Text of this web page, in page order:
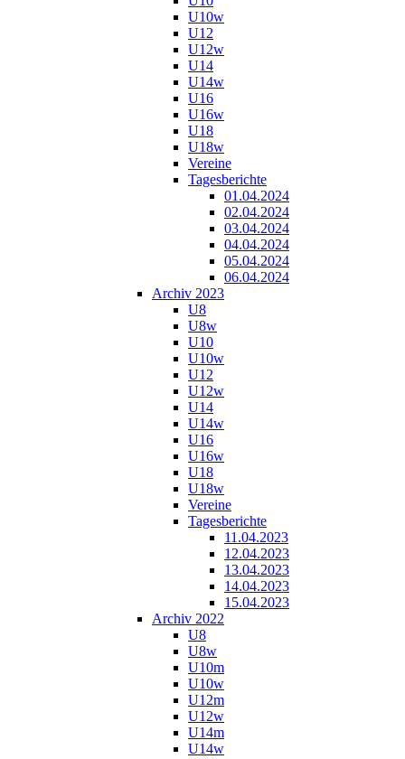
U10w
U12
U12w
U14
U14w
U16
U16w
U18
U18w
Vereine
Tagesberichte
01.04.2024
02.04.2024
03.04.2024
04.04.2024
05.04.2024
06.04.2024
Archiv 2023
U8
U8w
U10
U10w
U12
U12w
U14
U14w
U16
U16w
U18
U18w
Vereine
Tagesberichte
11.04.2023
12.04.2023
13.04.2023
14.04.2023
15.04.2023
Archiv 2022
U8
U8w
U10m
U10w
U12m
U12w
U14m
U14w